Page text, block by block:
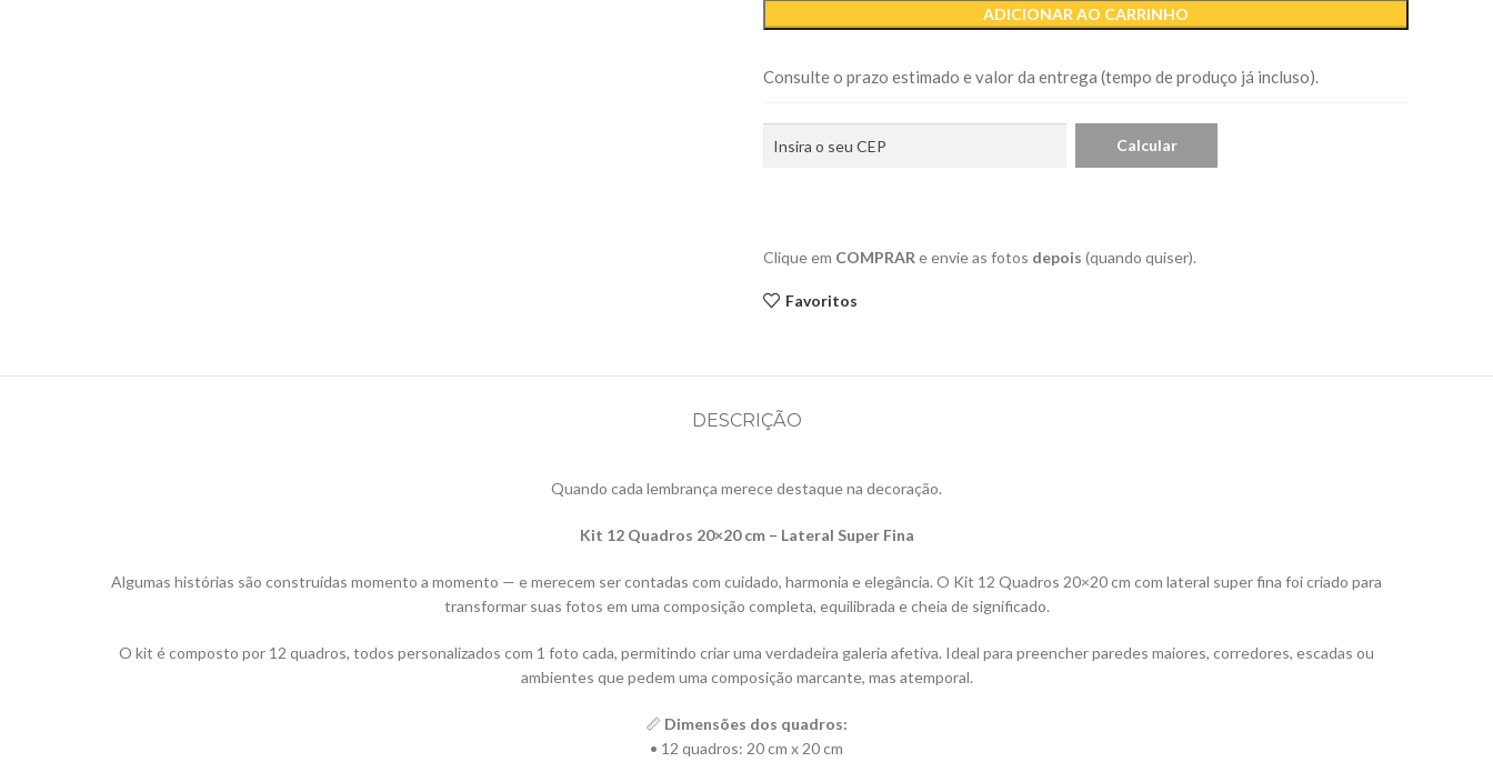
ADICIONAR AO CARRINHO
Consulte o prazo estimado e valor da entrega (tempo de produço já incluso).
Clique em COMPRARe envie as fotos depois (quando quiser).
Favoritos
DESCRIÇÃO
Quando cada lembrança merece destaque na decoração.
Kit 12 Quadros 20×20 cm – Lateral Super Fina
Algumas histórias são construídas momento a momento — e merecem ser contadas com cuidado, harmonia e elegância. O Kit 12 Quadros 20×20 cm com lateral super fina foi criado para
transformar suas fotos em uma composição completa, equilibrada e cheia de significado.
O kit é composto por 12 quadros, todos personalizados com 1 foto cada, permitindo criar uma verdadeira galeria afetiva. Ideal para preencher paredes maiores, corredores, escadas ou
ambientes que pedem uma composição marcante, mas atemporal.
📏 Dimensões dos quadros:
• 12 quadros: 20 cm x 20 cm